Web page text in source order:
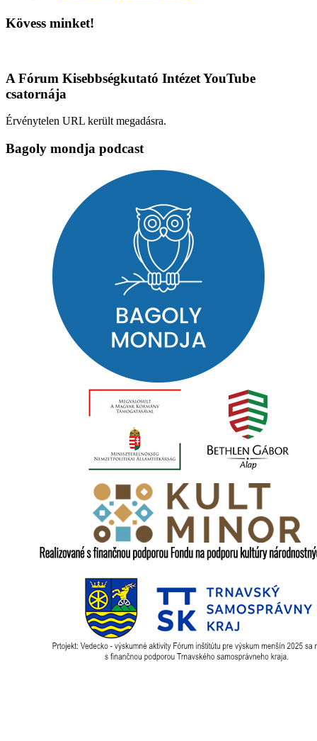
Kövess minket!
A Fórum Kisebbségkutató Intézet YouTube
csatornája
Érvénytelen URL került megadásra.
Bagoly mondja podcast